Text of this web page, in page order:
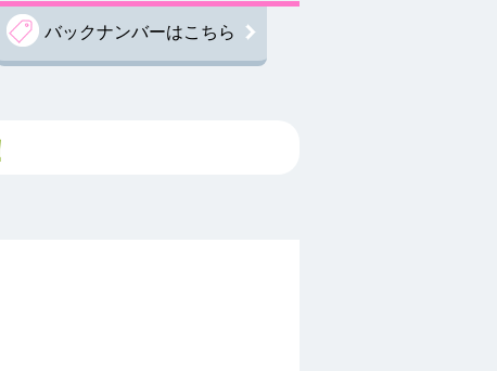
バックナンバーはこちら